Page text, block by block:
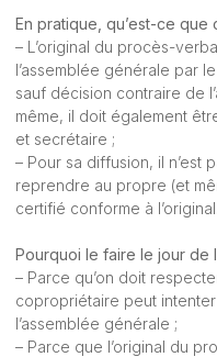
En pratique, qu’est-ce que
– L’original du procès-
l’assemblée générale par
sauf décision contraire de
même, il doit également
et secrétaire ;
– Pour sa diffusion, il n’est
reprendre au propre (et
certifié conforme à l’original.
Pourquoi le faire le jour de
– Parce qu’on doit
copropriétaire peut
l’assemblée générale ;
– Parce que l’original du